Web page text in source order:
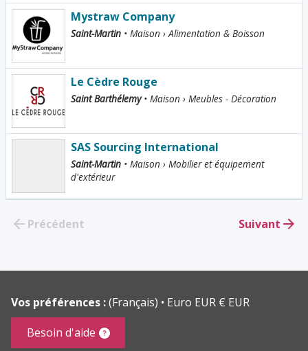
Mystraw Company
Saint-Martin • Maison › Alimentation & Boisson
Le Cèdre Rouge
Saint Barthélemy• Maison › Meubles - Décoration
SAS Sourcing International
Saint-Martin • Maison › Mobilier et équipement
d'extérieur
Précédent Suivant
Vos préférences :(Français)
Euro EUR € EUR
Besoin d'aide